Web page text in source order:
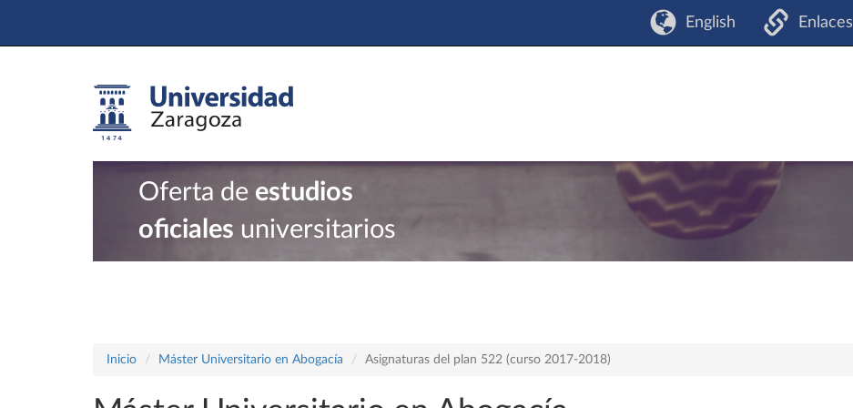
English Enlaces
Oferta de estudios
oficiales universitarios
Inicio Máster Universitario en Abogacía Asignaturas del plan 522 (curso 2017-2018)